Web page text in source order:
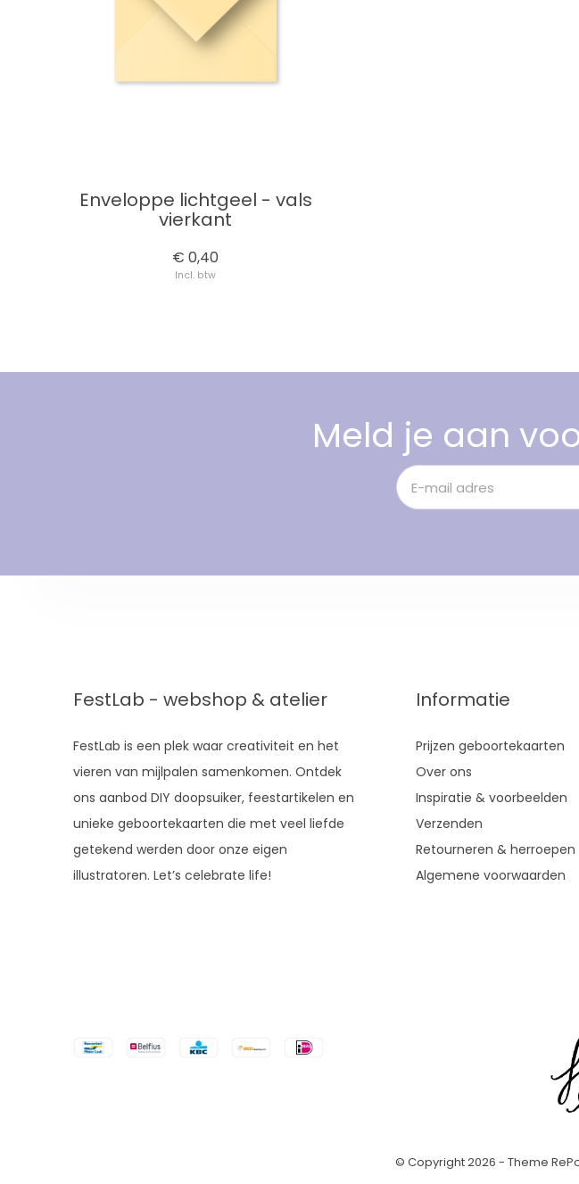
Enveloppe lichtgeel - vals
vierkant
€ 0,40
Incl. btw
Meld je aan
FestLab - webshop & atelier
FestLab is een plek waar creativiteit en het
vieren van mijlpalen samenkomen. Ontdek
ons aanbod DIY doopsuiker, feestartikelen en
unieke geboortekaarten die met veel liefde
getekend werden door onze eigen
illustratoren. Let’s celebrate life!
Informatie
Prijzen geboortekaarten
Over ons
Inspiratie & voorbeelden
Verzenden
Retourneren & herroepen
Algemene voorwaarden
© Copyright2026 - Theme